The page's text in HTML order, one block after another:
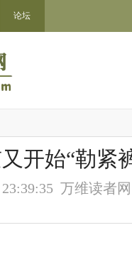
论坛
开始“勒紧
23:39:35 万维读者